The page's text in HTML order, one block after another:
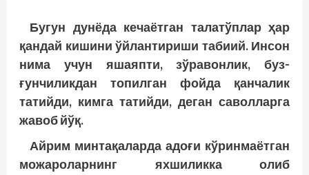
Бугун дунёда кечаётган талатўплар ҳар
қандай кишини ўйлантириши табиий. Инсон
нима учун яшаяпти, зўравонлик, буз­
ғунчиликдан топилган фойда қанчалик
татийди, кимга татийди, деган саволларга
жавоб йўқ.
Айрим минтақаларда адоғи кўринмаётган
можароларнинг яхшиликка олиб